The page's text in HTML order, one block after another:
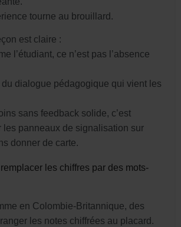
tourne au brouillard.
est claire :
l’étudiant, ce n’est pas l’absence
du dialogue pédagogique qui vient les
sans feedback solide, c’est
les panneaux de signalisation sur
donner de carte.
les chiffres par des mots-
en Colombie-Britannique, des
les notes chiffrées au placard.